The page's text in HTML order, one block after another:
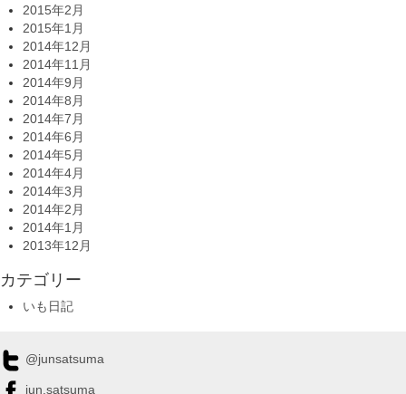
2015年2月
2015年1月
2014年12月
2014年11月
2014年9月
2014年8月
2014年7月
2014年6月
2014年5月
2014年4月
2014年3月
2014年2月
2014年1月
2013年12月
カテゴリー
いも日記
@junsatsuma
jun.satsuma